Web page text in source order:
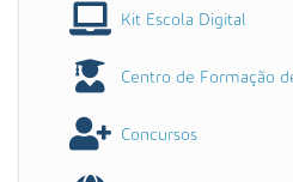
Kit Escola Digital
Centro de Formação
Concursos